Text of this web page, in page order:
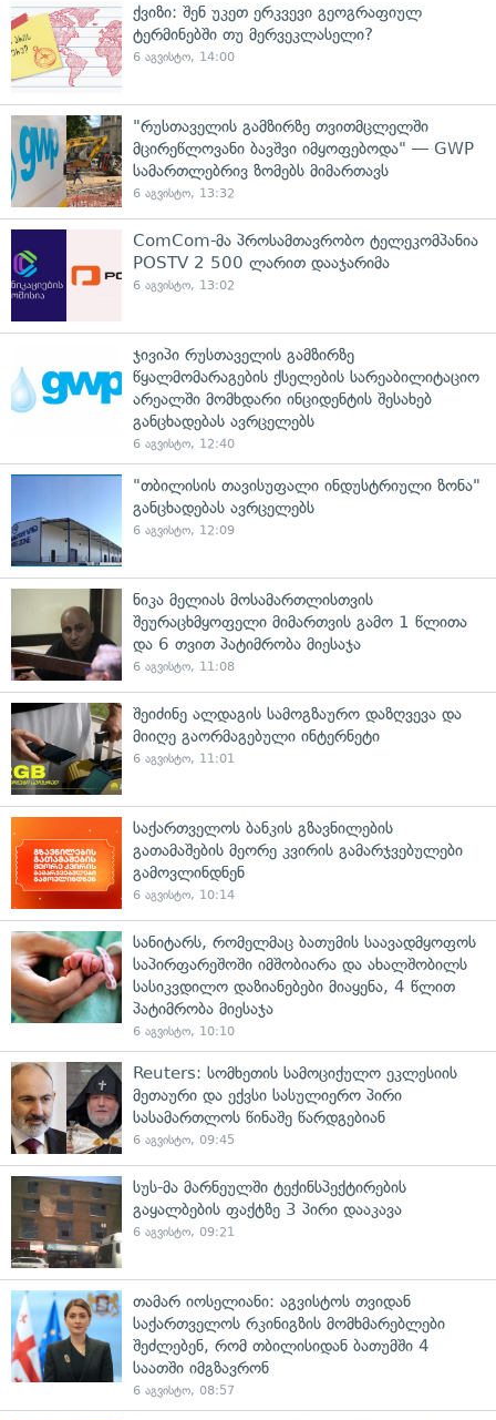
ქვიზი: შენ უკეთ ერკვევი გეოგრაფიულ
ტერმინებში თუ მერვეკლასელი?
6 აგვისტო, 14:00
"რუსთაველის გამზირზე თვითმცლელში
მცირეწლოვანი ბავშვი იმყოფებოდა" — GWP
სამართლებრივ ზომებს მიმართავს
6 აგვისტო, 13:32
ComCom-მა პროსამთავრობო ტელეკომპანია
POSTV 2 500 ლარით დააჯარიმა
6 აგვისტო, 13:02
ჯივიპი რუსთაველის გამზირზე
წყალმომარაგების ქსელების სარეაბილიტაციო
არეალში მომხდარი ინციდენტის შესახებ
განცხადებას ავრცელებს
6 აგვისტო, 12:40
"თბილისის თავისუფალი ინდუსტრიული ზონა"
განცხადებას ავრცელებს
6 აგვისტო, 12:09
ნიკა მელიას მოსამართლისთვის
შეურაცხმყოფელი მიმართვის გამო 1 წლითა
და 6 თვით პატიმრობა მიესაჯა
6 აგვისტო, 11:08
შეიძინე ალდაგის სამოგზაურო დაზღვევა და
მიიღე გაორმაგებული ინტერნეტი
6 აგვისტო, 11:01
საქართველოს ბანკის გზავნილების
გათამაშების მეორე კვირის გამარჯვებულები
გამოვლინდნენ
6 აგვისტო, 10:14
სანიტარს, რომელმაც ბათუმის საავადმყოფოს
საპირფარეშოში იმშობიარა და ახალშობილს
სასიკვდილო დაზიანებები მიაყენა, 4 წლით
პატიმრობა მიესაჯა
6 აგვისტო, 10:10
Reuters: სომხეთის სამოციქულო ეკლესიის
მეთაური და ექვსი სასულიერო პირი
სასამართლოს წინაშე წარდგებიან
6 აგვისტო, 09:45
სუს-მა მარნეულში ტექინსპექტირების
გაყალბების ფაქტზე 3 პირი დააკავა
6 აგვისტო, 09:21
თამარ იოსელიანი: აგვისტოს თვიდან
საქართველოს რკინიგზის მომხმარებლები
შეძლებენ, რომ თბილისიდან ბათუმში 4
საათში იმგზავრონ
6 აგვისტო, 08:57